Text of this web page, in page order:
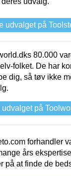
udvalget på
80.000
folket. De har
dig, så tøv ikke
udvalget på
forhandler
års
på at finde de